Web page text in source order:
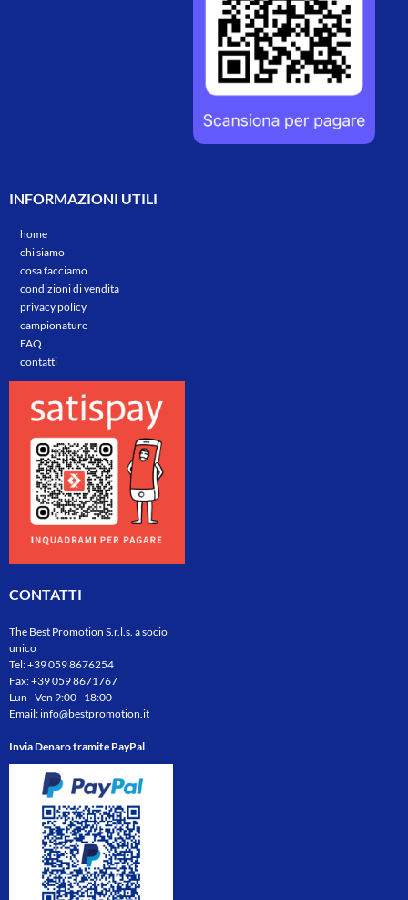
INFORMAZIONI UTILI
home
chi siamo
cosa facciamo
condizioni di vendita
privacy policy
campionature
FAQ
contatti
CONTATTI
The Best Promotion S.r.l.s. a socio
unico
Tel:+39 059 8676254
Fax: +39 059 8671767
Lun - Ven 9:00 - 18:00
Email:info@bestpromotion.it
Invia Denaro tramite PayPal